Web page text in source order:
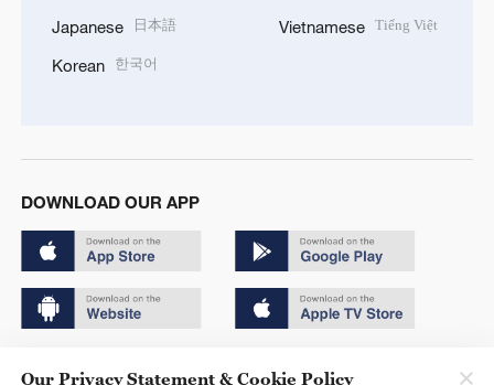
Japanese 日本語
Korean 한국어
Vietnamese Tiếng Việt
DOWNLOAD OUR APP
Our Privacy Statement & Cookie Policy